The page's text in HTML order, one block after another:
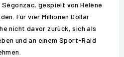
gespielt von Hélène
Für vier Millionen Dollar
nicht davor zurück, sich als
und an einem Sport-Raid